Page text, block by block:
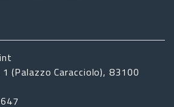
(Palazzo Caracciolo), 83100